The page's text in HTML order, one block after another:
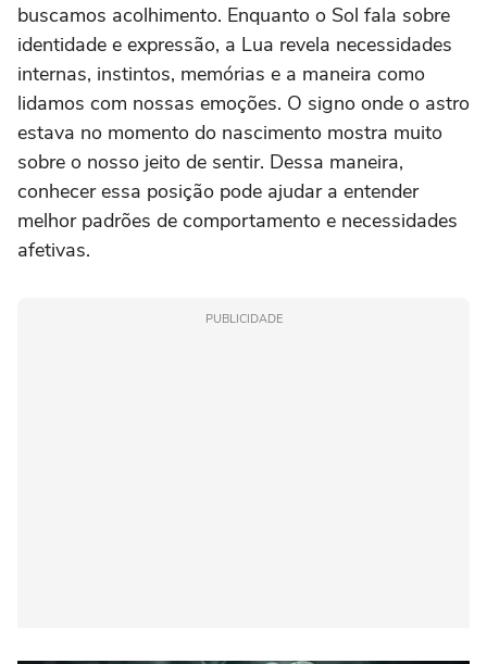
buscamos acolhimento. Enquanto o Sol fala sobre
identidade e expressão, a Lua revela necessidades
internas, instintos, memórias e a maneira como
lidamos com nossas emoções. O signo onde o astro
estava no momento do nascimento mostra muito
sobre o nosso jeito de sentir. Dessa maneira,
conhecer essa posição pode ajudar a entender
melhor padrões de comportamento e necessidades
afetivas.
PUBLICIDADE